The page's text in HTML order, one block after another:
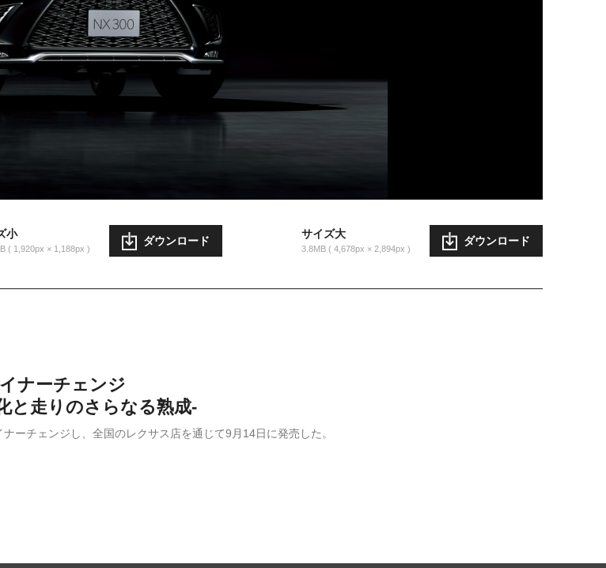
小
1,920px × 1,188px
ダウンロード
サイズ大
3.8MB 4,678px × 2,894px
ダウンロード
ナーチェンジ
と走りのさらなる熟成-
ーチェンジし、全国のレクサス店を通じて9月14日に発売した。